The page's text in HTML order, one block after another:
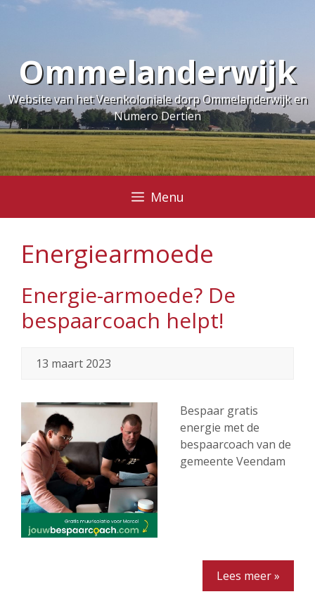
inhoudOmmelanderwijk
Website van het Veenkoloniale dorp Ommelanderwijk en
Numero Dertien
Menu
Energiearmoede
Energie-armoede? De
bespaarcoach helpt!
13 maart 2023
Bespaar gratis
energie met de
bespaarcoach van de
gemeente Veendam
Lees meer »